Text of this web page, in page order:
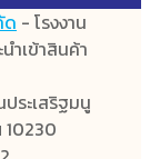
ด - โรงงาน
ำเข้าสินค้า
ระเสริฐมนู
10230